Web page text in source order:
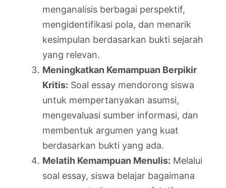
menganalisis berbagai perspektif,
mengidentifikasi pola, dan menarik
kesimpulan berdasarkan bukti sejarah
yang relevan.
Meningkatkan Kemampuan Berpikir
Kritis: Soal essay mendorong siswa
untuk mempertanyakan asumsi,
mengevaluasi sumber informasi, dan
membentuk argumen yang kuat
berdasarkan bukti yang ada.
Melatih Kemampuan Menulis: Melalui
soal essay, siswa belajar bagaimana